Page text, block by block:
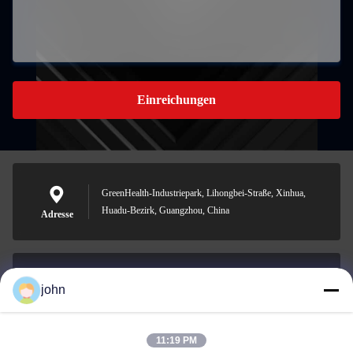
Einreichungen
Adresse
GreenHealth-Industriepark, Lihongbei-Straße, Xinhua,
Huadu-Bezirk, Guangzhou, China
john
11:19 PM